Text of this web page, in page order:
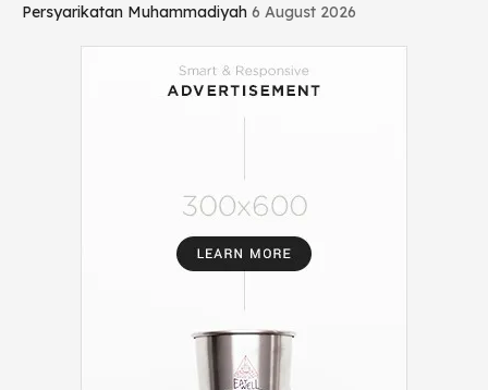
Persyarikatan Muhammadiyah 6 August 2026